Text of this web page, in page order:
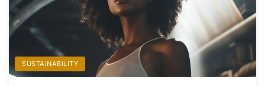
SUSTAINABILITY